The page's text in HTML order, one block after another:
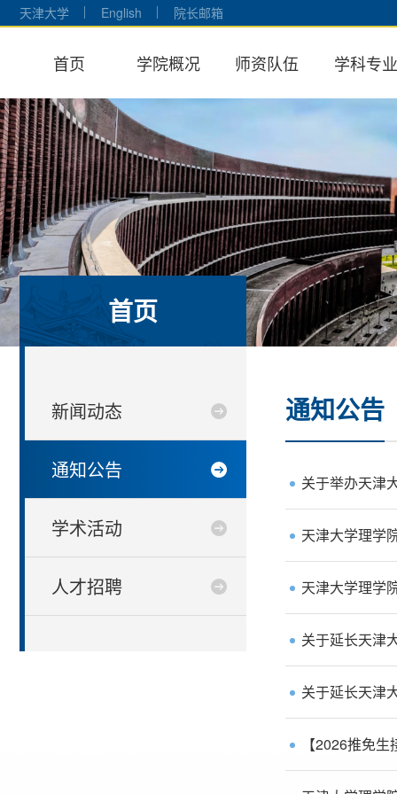
天津大学 English 院长邮箱
首页 学院概况 师资队伍 学科专
首页
新闻动态
通知公告
学术活动
人才招聘
通知公告
关于举办天津
天津大学理学
天津大学理学
关于延长天津
关于延长天津